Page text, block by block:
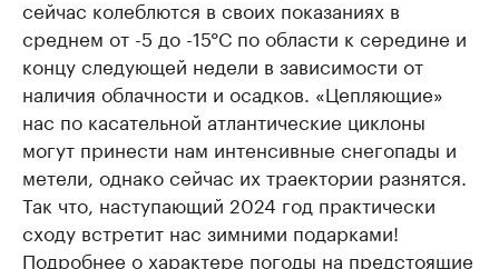
сейчас колеблются в своих показаниях в
среднем от -5 до -15°С по области к середине и
концу следующей недели в зависимости от
наличия облачности и осадков. «Цепляющие»
нас по касательной атлантические циклоны
могут принести нам интенсивные снегопады и
метели, однако сейчас их траектории разнятся.
Так что, наступающий 2024 год практически
сходу встретит нас зимними подарками!
Подробнее о характере погоды на предстоящие